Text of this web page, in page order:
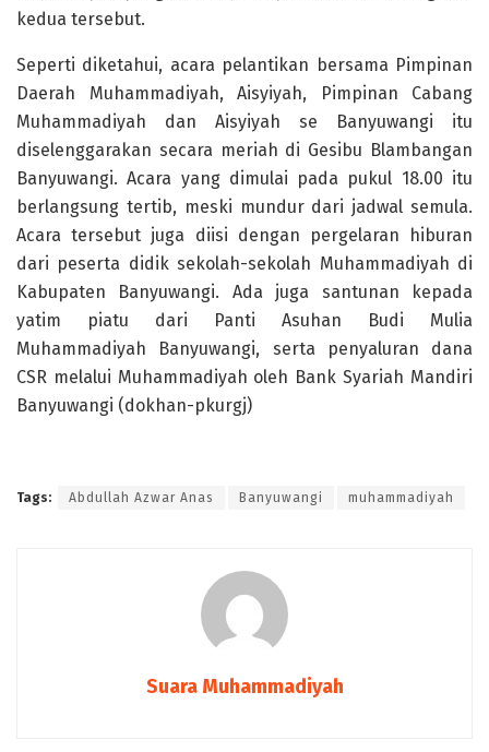
kedua tersebut.
Seperti diketahui, acara pelantikan bersama Pimpinan
Daerah Muhammadiyah, Aisyiyah, Pimpinan Cabang
Muhammadiyah dan Aisyiyah se Banyuwangi itu
diselenggarakan secara meriah di Gesibu Blambangan
Banyuwangi. Acara yang dimulai pada pukul 18.00 itu
berlangsung tertib, meski mundur dari jadwal semula.
Acara tersebut juga diisi dengan pergelaran hiburan
dari peserta didik sekolah-sekolah Muhammadiyah di
Kabupaten Banyuwangi. Ada juga santunan kepada
yatim piatu dari Panti Asuhan Budi Mulia
Muhammadiyah Banyuwangi, serta penyaluran dana
CSR melalui Muhammadiyah oleh Bank Syariah Mandiri
Banyuwangi (dokhan-pkurgj)
Tags: Abdullah Azwar Anas Banyuwangi muhammadiyah
Suara Muhammadiyah